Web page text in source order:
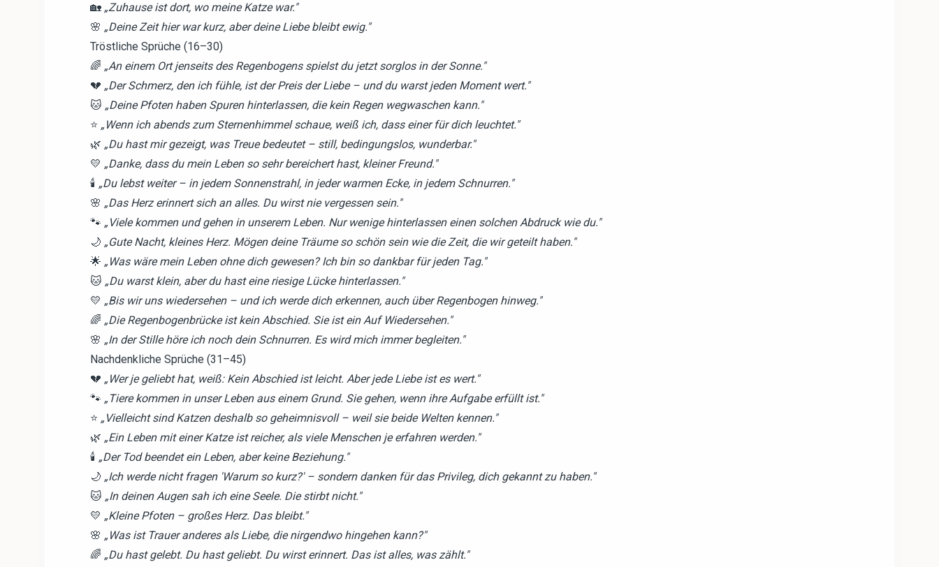
🏡 „Zuhause ist dort, wo meine Katze war."
🌸 „Deine Zeit hier war kurz, aber deine Liebe bleibt ewig."
Tröstliche Sprüche (16–30)
🌈 „An einem Ort jenseits des Regenbogens spielst du jetzt sorglos in der Sonne."
💔 „Der Schmerz, den ich fühle, ist der Preis der Liebe – und du warst jeden Moment wert."
🐱 „Deine Pfoten haben Spuren hinterlassen, die kein Regen wegwaschen kann."
⭐ „Wenn ich abends zum Sternenhimmel schaue, weiß ich, dass einer für dich leuchtet."
🌿 „Du hast mir gezeigt, was Treue bedeutet – still, bedingungslos, wunderbar."
💛 „Danke, dass du mein Leben so sehr bereichert hast, kleiner Freund."
🕯️ „Du lebst weiter – in jedem Sonnenstrahl, in jeder warmen Ecke, in jedem Schnurren."
🌸 „Das Herz erinnert sich an alles. Du wirst nie vergessen sein."
🐾 „Viele kommen und gehen in unserem Leben. Nur wenige hinterlassen einen solchen Abdruck wie du."
🌙 „Gute Nacht, kleines Herz. Mögen deine Träume so schön sein wie die Zeit, die wir geteilt haben."
🌟 „Was wäre mein Leben ohne dich gewesen? Ich bin so dankbar für jeden Tag."
🐱 „Du warst klein, aber du hast eine riesige Lücke hinterlassen."
💛 „Bis wir uns wiedersehen – und ich werde dich erkennen, auch über Regenbogen hinweg."
🌈 „Die Regenbogenbrücke ist kein Abschied. Sie ist ein Auf Wiedersehen."
🌸 „In der Stille höre ich noch dein Schnurren. Es wird mich immer begleiten."
Nachdenkliche Sprüche (31–45)
💔 „Wer je geliebt hat, weiß: Kein Abschied ist leicht. Aber jede Liebe ist es wert."
🐾 „Tiere kommen in unser Leben aus einem Grund. Sie gehen, wenn ihre Aufgabe erfüllt ist."
⭐ „Vielleicht sind Katzen deshalb so geheimnisvoll – weil sie beide Welten kennen."
🌿 „Ein Leben mit einer Katze ist reicher, als viele Menschen je erfahren werden."
🕯️ „Der Tod beendet ein Leben, aber keine Beziehung."
🌙 „Ich werde nicht fragen 'Warum so kurz?' – sondern danken für das Privileg, dich gekannt zu haben."
🐱 „In deinen Augen sah ich eine Seele. Die stirbt nicht."
💛 „Kleine Pfoten – großes Herz. Das bleibt."
🌸 „Was ist Trauer anderes als Liebe, die nirgendwo hingehen kann?"
🌈 „Du hast gelebt. Du hast geliebt. Du wirst erinnert. Das ist alles, was zählt."